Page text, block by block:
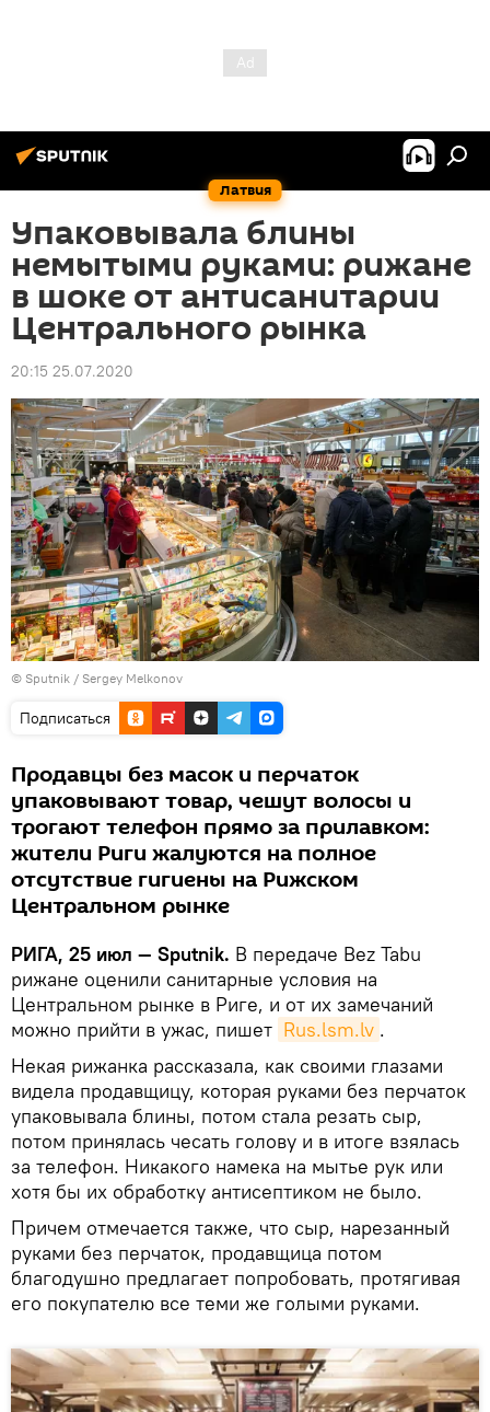
Латвия
Упаковывала блины
немытыми руками: рижане
в шоке от антисанитарии
Центрального рынка
20:15 25.07.2020
© Sputnik / Sergey Melkonov
Подписаться
Продавцы без масок и перчаток
упаковывают товар, чешут волосы и
трогают телефон прямо за прилавком:
жители Риги жалуются на полное
отсутствие гигиены на Рижском
Центральном рынке
РИГА, 25 июл — Sputnik. В передаче Bez Tabu
рижане оценили санитарные условия на
Центральном рынке в Риге, и от их замечаний
можно прийти в ужас, пишет Rus.lsm.lv .
Некая рижанка рассказала, как своими глазами
видела продавщицу, которая руками без перчаток
упаковывала блины, потом стала резать сыр,
потом принялась чесать голову и в итоге взялась
за телефон. Никакого намека на мытье рук или
хотя бы их обработку антисептиком не было.
Причем отмечается также, что сыр, нарезанный
руками без перчаток, продавщица потом
благодушно предлагает попробовать, протягивая
его покупателю все теми же голыми руками.